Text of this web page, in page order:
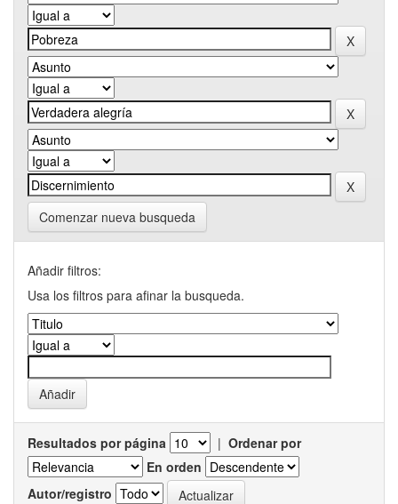
Comenzar nueva busqueda
Añadir filtros:
Usa los filtros para afinar la busqueda.
Resultados por página | Ordenar por
En orden
Autor/registro